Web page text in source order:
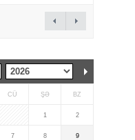
CÜ ŞƏ BZ
1 2
7 8 9